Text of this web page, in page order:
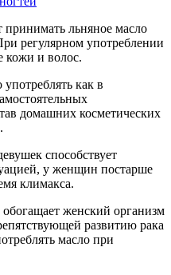
льняное масло
регулярном употреблении
кожи и волос.
как в
домашних косметических
способствует
у женщин постарше
климакса.
женский организм
развитию рака
масло при